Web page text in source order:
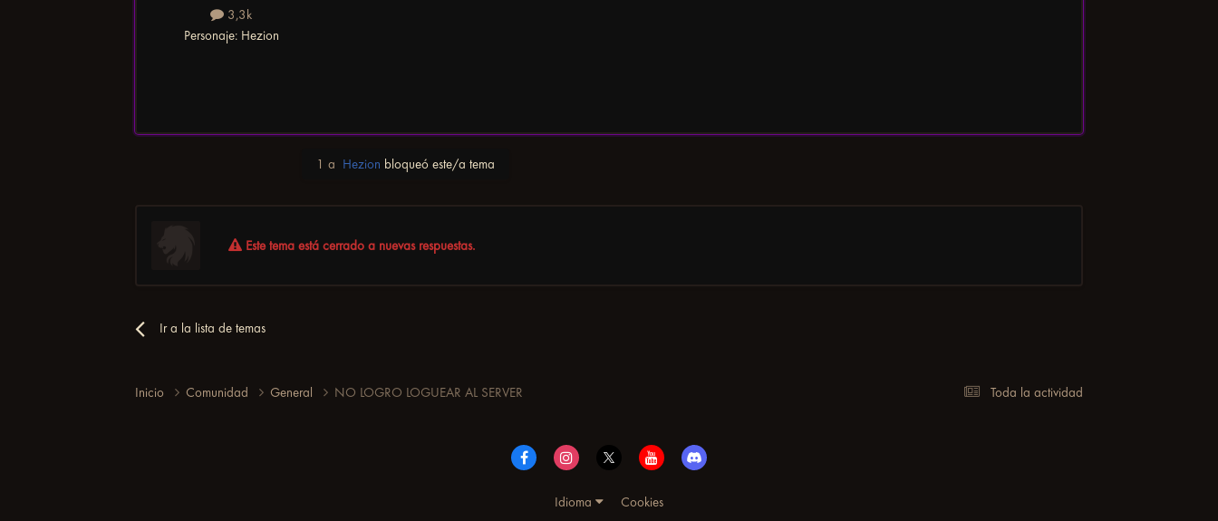
3,3k
Personaje:Hezion
1 a Hezion bloqueó este/a tema
Este tema está cerrado a nuevas respuestas.
Ir a la lista de temas
Toda la actividad
Inicio Comunidad General NO LOGRO LOGUEAR AL SERVER
Idioma
Cookies